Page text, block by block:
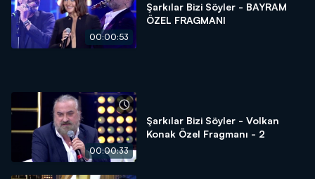
00:00:53
Şarkılar Bizi Söyler - BAYRAM
ÖZEL FRAGMANI
00:00:33
Şarkılar Bizi Söyler - Volkan
Konak Özel Fragmanı - 2